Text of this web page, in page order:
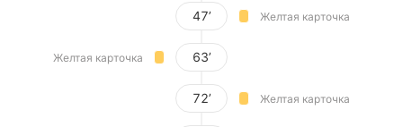
47’ Желтая карточка
Желтая карточка 63’
72’ Желтая карточка